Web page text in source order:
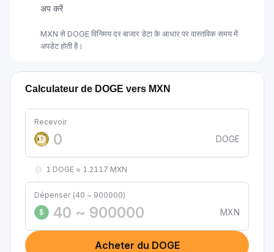
अप करें
MXN से DOGE विनिमय दर बाजार डेटा के आधार पर वास्तविक समय में
अपडेट होती है।
Calculateur de DOGE vers MXN
Recevoir
DOGE
1 DOGE ≈ 1.2117 MXN
Dépenser (40 ~ 900000)
$
MXN
Acheter du DOGE